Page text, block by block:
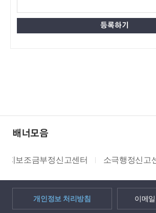
배너모음
소극행정신고센터 대한법률구조공
개인정보 처리방침 이메